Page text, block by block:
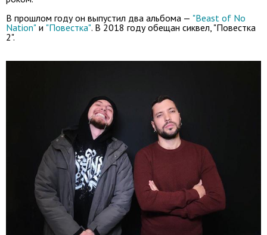
В прошлом году он выпустил два альбома — "Beast of No
Nation" и "Повестка". В 2018 году обещан сиквел, "Повестка
2".